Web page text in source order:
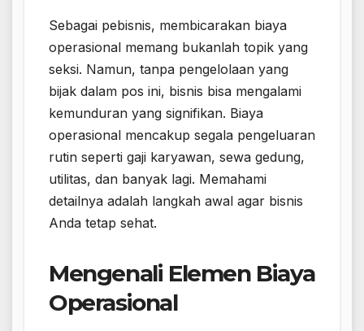
Sebagai pebisnis, membicarakan biaya
operasional memang bukanlah topik yang
seksi. Namun, tanpa pengelolaan yang
bijak dalam pos ini, bisnis bisa mengalami
kemunduran yang signifikan. Biaya
operasional mencakup segala pengeluaran
rutin seperti gaji karyawan, sewa gedung,
utilitas, dan banyak lagi. Memahami
detailnya adalah langkah awal agar bisnis
Anda tetap sehat.
Mengenali Elemen Biaya
Operasional